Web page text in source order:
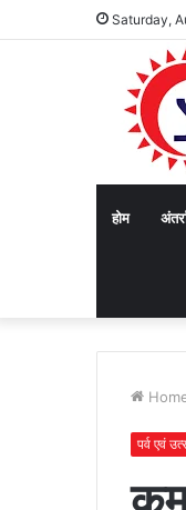
Saturday,
होम
पर्व एवं